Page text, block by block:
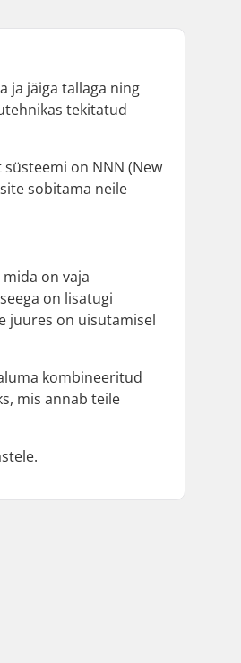
ja jäiga tallaga ning
tekitatud
on NNN (New
sobitama neile
on vaja
on lisatugi
juures on uisutamisel
kombineeritud
mis annab teile